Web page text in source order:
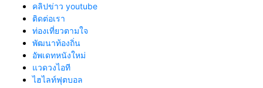
คลิปข่าว youtube
ติดต่อเรา
ท่องเที่ยวตามใจ
พัฒนาท้องถิ่น
อัพเดทหนังใหม่
แวดวงไอที
ไฮไลท์ฟุตบอล